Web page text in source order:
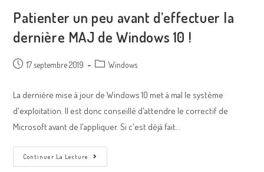
Patienter un peu avant d’effectuer la
dernière MAJ de Windows 10 !
17 septembre 2019 Windows
La dernière mise à jour de Windows 10 met à mal le système
d'exploitation. Il est donc conseillé d'attendre le correctif de
Microsoft avant de l'appliquer. Si c'est déjà fait…
Continuer La Lecture